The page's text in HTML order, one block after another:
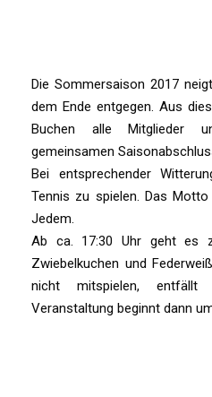
Die Sommersaison 2017
dem Ende entgegen. Aus
Buchen alle Mitglieder
gemeinsamen
Bei entsprechender
Tennis zu spielen. Das
Jedem.
Ab ca. 17:30 Uhr geht es
Zwiebelkuchen und
nicht mitspielen, entfällt
Veranstaltung beginnt dann